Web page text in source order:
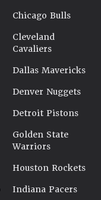
Chicago Bulls
Cleveland
Cavaliers
Dallas Mavericks
Denver Nuggets
Detroit Pistons
Golden State
Warriors
Houston Rockets
Indiana Pacers